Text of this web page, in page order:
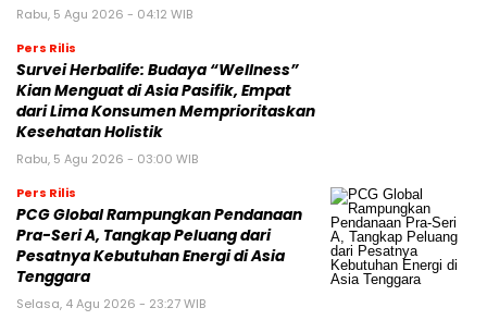
Rabu, 5 Agu 2026 - 04:12 WIB
Pers Rilis
Survei Herbalife: Budaya “Wellness”
Kian Menguat di Asia Pasifik, Empat
dari Lima Konsumen Memprioritaskan
Kesehatan Holistik
Rabu, 5 Agu 2026 - 03:00 WIB
Pers Rilis
PCG Global Rampungkan Pendanaan
Pra-Seri A, Tangkap Peluang dari
Pesatnya Kebutuhan Energi di Asia
Tenggara
Selasa, 4 Agu 2026 - 23:27 WIB